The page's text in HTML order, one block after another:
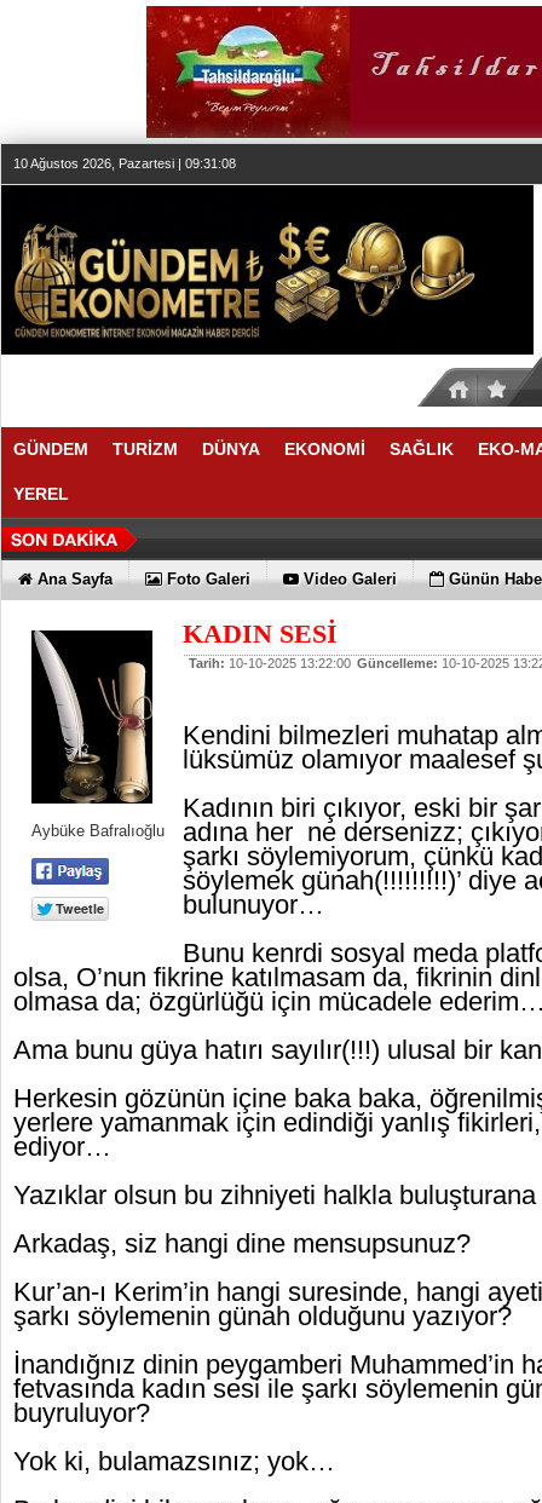
10 Ağustos 2026, Pazartesi | 09:31:08
GÜNDEM TURİZM DÜNYA EKONOMİ SAĞLIK EKO-
YEREL
Ana Sayfa Foto Galeri Video Galeri Günün
Aybüke Bafralıoğlu
KADIN SESİ
Tarih: 10-10-2025 13:22:00 Güncelleme: 10-10-2025
Kendini bilmezleri muhatap
lüksümüz olamıyor maalesef
Kadının biri çıkıyor, eski bir
adına her ne dersenizz;
şarkı söylemiyorum, çünkü
söylemek günah(!!!!!!!!!)’ diye
bulunuyor…
Bunu kenrdi sosyal meda
olsa, O’nun fikrine katılmasam da, fikrinin
olmasa da; özgürlüğü için mücadele
Ama bunu güya hatırı sayılır(!!!) ulusal bir
Herkesin gözünün içine baka baka,
yerlere yamanmak için edindiği yanlış
ediyor…
Yazıklar olsun bu zihniyeti halkla
Arkadaş, siz hangi dine mensupsunuz?
Kur’an-ı Kerim’in hangi suresinde, hangi
şarkı söylemenin günah olduğunu yazıyor?
İnandığnız dinin peygamberi Muhammed’in
fetvasında kadın sesi ile şarkı söylemenin
buyruluyor?
Yok ki, bulamazsınız; yok…